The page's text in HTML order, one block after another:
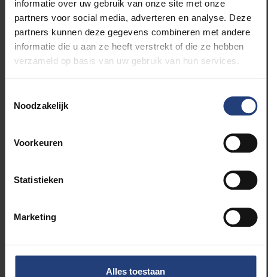
informatie over uw gebruik van onze site met onze
partners voor social media, adverteren en analyse. Deze
partners kunnen deze gegevens combineren met andere
informatie die u aan ze heeft verstrekt of die ze hebben
verzameld op basis van uw gebruik van hun services.
Noodzakelijk
Voorkeuren
Statistieken
Marketing
Alles toestaan
Maar de start van de preventiecampagne is dus
voorzien bij de eindejaars TD?
“We zullen daar zijn met een speciale stand
oordopjes). Maar dat is niet alles, studenten
maken ook kans op twee duotickets voor
over verklappen. Daarvoor moeten ze naar de
Sport